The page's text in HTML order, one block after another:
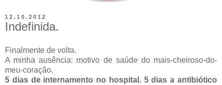
12.10.2012
Indefinida.
Finalmente de volta.
A minha ausência: motivo de saúde do mais-cheiroso-do-
meu-coração.
5 dias de internamento no hospital. 5 dias a antibiótico